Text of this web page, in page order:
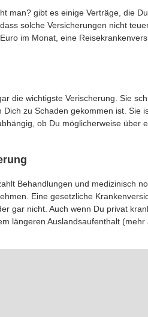
man? gibt es einige Verträge, die
solche Versicherungen nicht
im Monat, eine
die wichtigste Verischerung. Sie
zu Schaden gekommen ist. Sie
ob Du möglicherweise über
Behandlungen und medizinisch
Eine gesetzliche
gar nicht. Auch wenn Du privat
längeren Auslandsaufenthalt